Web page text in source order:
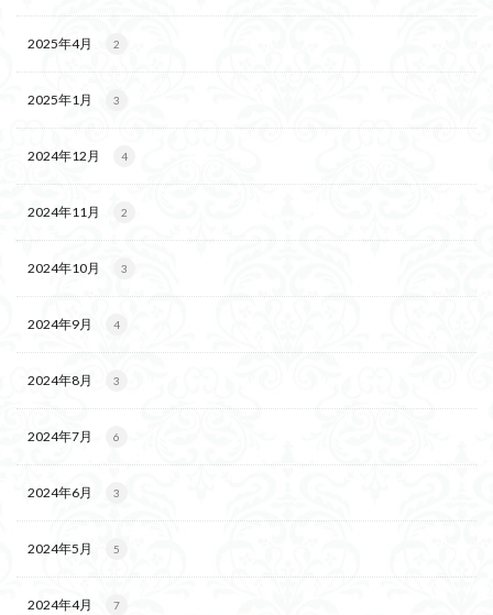
2025年4月 2
2025年1月 3
2024年12月 4
2024年11月 2
2024年10月 3
2024年9月 4
2024年8月 3
2024年7月 6
2024年6月 3
2024年5月 5
2024年4月 7